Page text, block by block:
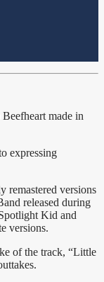
made in
expressing
remastered versions
released during
Kid and
versions.
of the track, “Little